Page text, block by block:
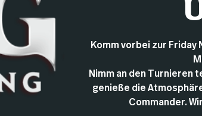
Komm vorbei zur Friday
Nimm an den Turnieren
genieße die
Commander.